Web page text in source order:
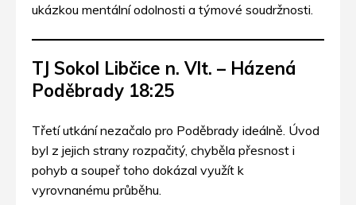
ukázkou mentální odolnosti a týmové soudržnosti.
TJ Sokol Libčice n. Vlt. – Házená
Poděbrady 18:25
Třetí utkání nezačalo pro Poděbrady ideálně. Úvod
byl z jejich strany rozpačitý, chyběla přesnost i
pohyb a soupeř toho dokázal využít k
vyrovnanému průběhu.